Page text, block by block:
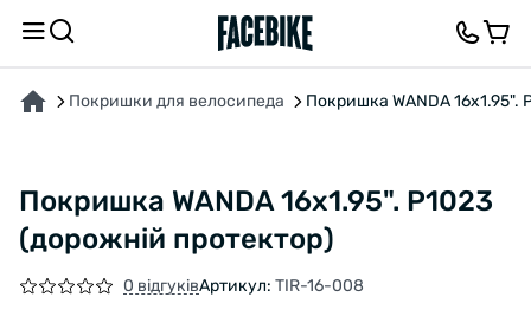
Покришки для велосипеда Покришка WANDA 16x1.95".
Покришка WANDA 16x1.95". P1023
(дорожній протектор)
0 відгуківАртикул: TIR-16-008
ПРО ТОВАР ХАРАКТЕРИСТИКИОПИС ВІДГУКИ ТА ЗАПИТАННЯ